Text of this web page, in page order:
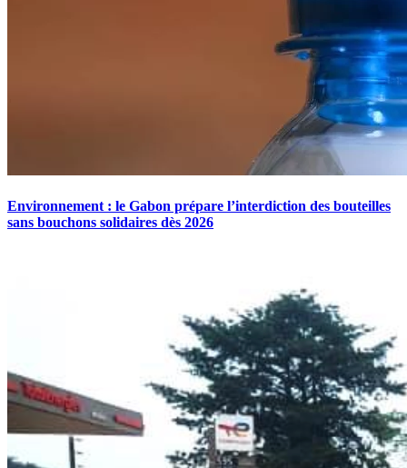
Environnement : le Gabon prépare l’interdiction des bouteilles
sans bouchons solidaires dès 2026